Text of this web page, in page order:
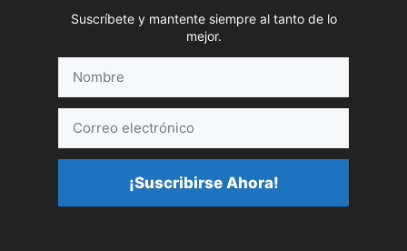
Suscríbete y mantente siempre al tanto de lo
mejor.
electrónico
¡Suscribirse Ahora!